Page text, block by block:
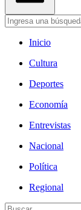
Inicio
Cultura
Deportes
Economía
Entrevistas
Nacional
Política
Regional